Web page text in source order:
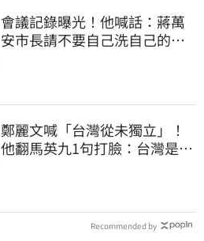
會議記錄曝光！他喊話：蔣萬
安市長請不要自己洗自己的記
鄭麗文喊「台灣從未獨立」！
他翻馬英九1句打臉：台灣是我
Recommended by